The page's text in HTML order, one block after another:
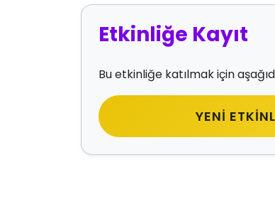
Etkinliğe Kayıt
Bu etkinliğe katılmak için
YENI